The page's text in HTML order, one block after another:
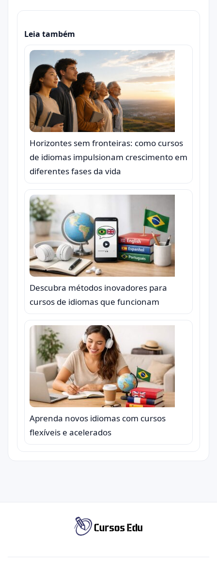
Leia também
Horizontes sem fronteiras: como cursos
de idiomas impulsionam crescimento em
diferentes fases da vida
Descubra métodos inovadores para
cursos de idiomas que funcionam
Aprenda novos idiomas com cursos
flexíveis e acelerados